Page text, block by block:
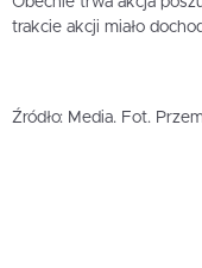
trakcie akcji miało
Źródło: Media. Fot.